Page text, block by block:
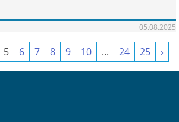
05.08.2025
5 6 7 8 9 10 ... 24 25 ›